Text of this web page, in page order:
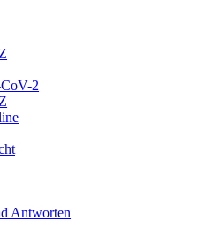
2
Antworten